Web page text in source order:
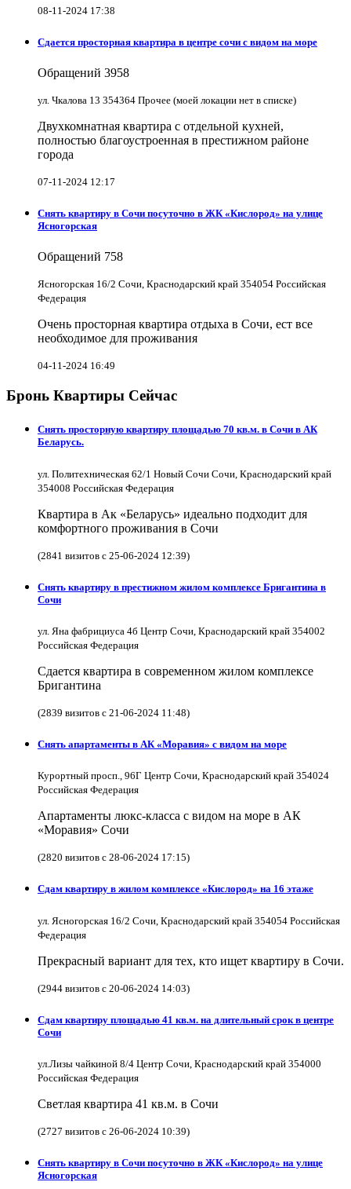
08-11-2024 17:38
Сдается просторная квартира в центре сочи с видом на море
Обращений 3958
ул. Чкалова 13 354364 Прочее (моей локации нет в списке)
Двухкомнатная квартира с отдельной кухней,
полностью благоустроенная в престижном районе
города
07-11-2024 12:17
Снять квартиру в Cочи посуточно в ЖК «Кислород» на улице
Ясногорская
Обращений 758
Ясногорская 16/2 Сочи, Краснодарский край 354054 Российская
Федерация
Очень просторная квартира отдыха в Сочи, ест все
необходимое для проживания
04-11-2024 16:49
Бронь Квартиры Сейчас
Снять просторную квартиру площадью 70 кв.м. в Сочи в АК
Беларусь.
ул. Политехническая 62/1 Новый Сочи Сочи, Краснодарский край
354008 Российская Федерация
Квартира в Ак «Беларусь» идеально подходит для
комфортного проживания в Сочи
(2841 визитов с 25-06-2024 12:39)
Снять квартиру в престижном жилом комплексе Бригантина в
Сочи
ул. Яна фабрициуса 4б Центр Сочи, Краснодарский край 354002
Российская Федерация
Сдается квартира в современном жилом комплексе
Бригантина
(2839 визитов с 21-06-2024 11:48)
Снять апартаменты в АК «Моравия» с видом на море
Курортный просп., 96Г Центр Сочи, Краснодарский край 354024
Российская Федерация
Апартаменты люкс-класса с видом на море в АК
«Моравия» Сочи
(2820 визитов с 28-06-2024 17:15)
Сдам квартиру в жилом комплексе «Кислород» на 16 этаже
ул. Ясногорская 16/2 Сочи, Краснодарский край 354054 Российская
Федерация
Прекрасный вариант для тех, кто ищет квартиру в Сочи.
(2944 визитов с 20-06-2024 14:03)
Сдам квартиру площадью 41 кв.м. на длительный срок в центре
Сочи
ул.Лизы чайкиной 8/4 Центр Сочи, Краснодарский край 354000
Российская Федерация
Светлая квартира 41 кв.м. в Сочи
(2727 визитов с 26-06-2024 10:39)
Снять квартиру в Cочи посуточно в ЖК «Кислород» на улице
Ясногорская